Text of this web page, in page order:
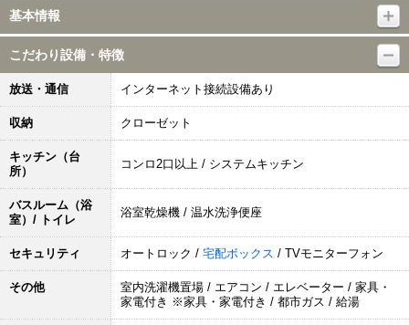
基本情報
こだわり設備・特徴
放送・通信 インターネット接続設備あり
収納 クローゼット
キッチン（台
所）
コンロ2口以上 / システムキッチン
バスルーム（浴
室）/ トイレ
浴室乾燥機 / 温水洗浄便座
セキュリティ オートロック / 宅配ボックス / TVモニターフォン
その他
室内洗濯機置場 / エアコン / エレベーター / 家具・
家電付き ※家具・家電付き / 都市ガス / 給湯